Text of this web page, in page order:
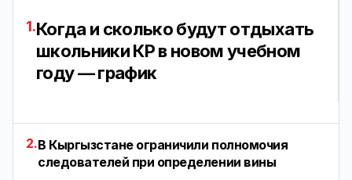
1.Когда и сколько будут отдыхать
школьники КР в новом учебном
году — график
2.В Кыргызстане ограничили полномочия
следователей при определении вины